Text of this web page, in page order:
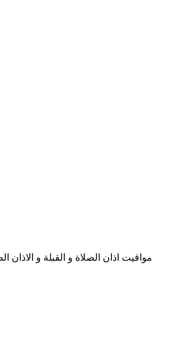
مواقيت اذان الصلاة و القبلة و